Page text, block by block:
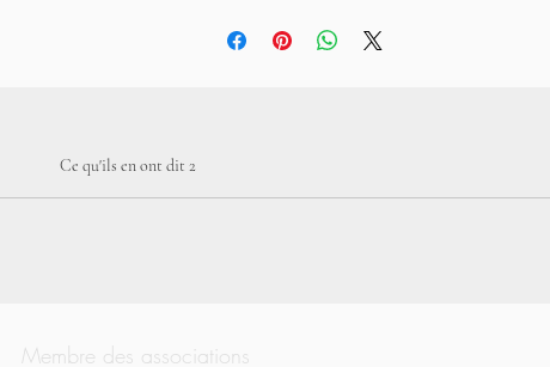
Ce qu'ils en ont dit 2
Membre des associations